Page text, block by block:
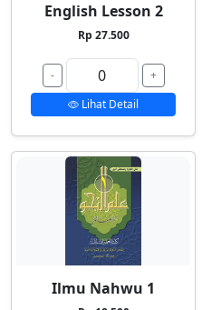
English Lesson 2
Rp 27.500
-
+
Lihat Detail
Ilmu Nahwu 1